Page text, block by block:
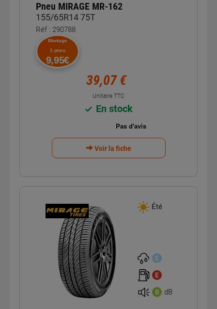
Pneu MIRAGE MR-162
155/65R14 75T
Réf : 290788
Montage
1 pneu
9,95€
39,07 €
Unitaire TTC
En stock
Voir la fiche
Été
E
E
B dB